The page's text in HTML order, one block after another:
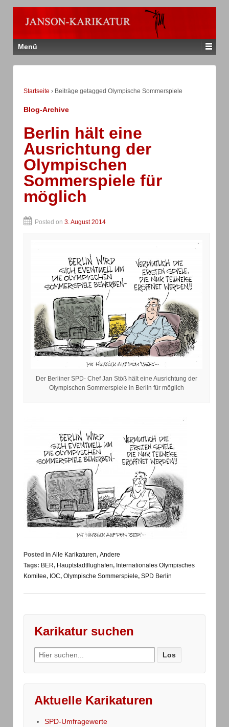
Menü
Startseite › Beiträge getagged Olympische Sommerspiele
Blog-Archive
Berlin hält eine
Ausrichtung der
Olympischen
Sommerspiele für
möglich
Posted on 3. August 2014
Der Berliner SPD- Chef Jan Stöß hält eine Ausrichtung der
Olympischen Sommerspiele in Berlin für möglich
Posted in Alle Karikaturen, Andere
Tags: BER, Hauptstadtflughafen, Internationales Olympisches
Komitee, IOC, Olympische Sommerspiele, SPD Berlin
Karikatur suchen
Search
for:
Aktuelle Karikaturen
SPD-Umfragewerte